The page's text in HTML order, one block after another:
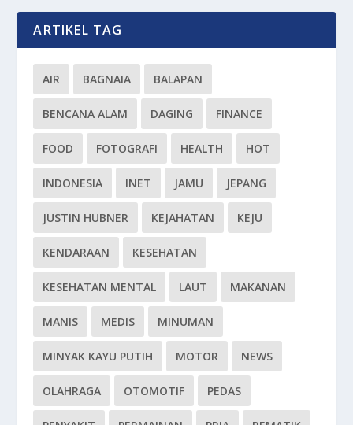
ARTIKEL TAG
AIR BAGNAIA BALAPAN
BENCANA ALAM DAGING FINANCE
FOOD FOTOGRAFI HEALTH HOT
INDONESIA INET JAMU JEPANG
JUSTIN HUBNER KEJAHATAN KEJU
KENDARAAN KESEHATAN
KESEHATAN MENTAL LAUT MAKANAN
MANIS MEDIS MINUMAN
MINYAK KAYU PUTIH MOTOR NEWS
OLAHRAGA OTOMOTIF PEDAS